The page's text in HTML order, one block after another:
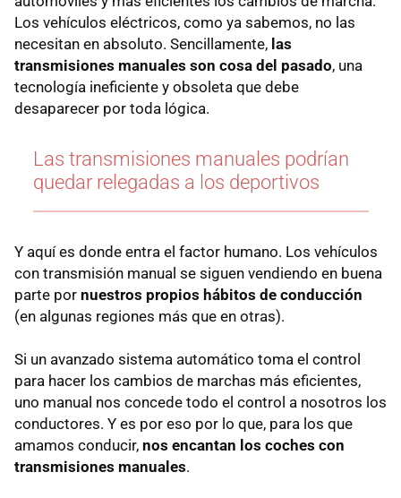
Los vehículos eléctricos, como ya sabemos, no las
necesitan en absoluto. Sencillamente, las
transmisiones manuales son cosa del pasado, una
tecnología ineficiente y obsoleta que debe
desaparecer por toda lógica.
Las transmisiones manuales podrían
quedar relegadas a los deportivos
Y aquí es donde entra el factor humano. Los vehículos
con transmisión manual se siguen vendiendo en buena
parte por nuestros propios hábitos de conducción
(en algunas regiones más que en otras).
Si un avanzado sistema automático toma el control
para hacer los cambios de marchas más eficientes,
uno manual nos concede todo el control a nosotros los
conductores. Y es por eso por lo que, para los que
amamos conducir, nos encantan los coches con
transmisiones manuales.